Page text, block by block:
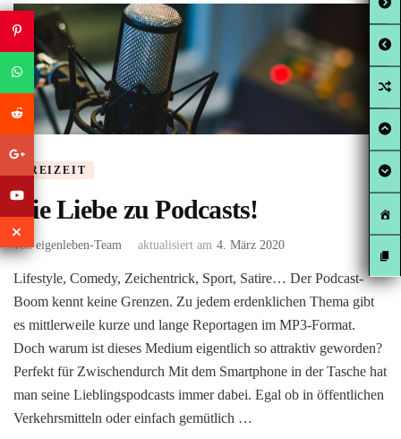
FREIZEIT
Die Liebe zu Podcasts!
voneigenleben-Team aktualisiert am 4. März 2020
Lifestyle, Comedy, Zeichentrick, Sport, Satire… Der Podcast-
Boom kennt keine Grenzen. Zu jedem erdenklichen Thema gibt
es mittlerweile kurze und lange Reportagen im MP3-Format.
Doch warum ist dieses Medium eigentlich so attraktiv geworden?
Perfekt für Zwischendurch Mit dem Smartphone in der Tasche hat
man seine Lieblingspodcasts immer dabei. Egal ob in öffentlichen
Verkehrsmitteln oder einfach gemütlich …